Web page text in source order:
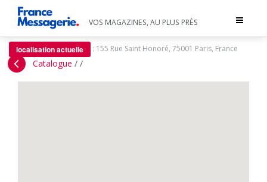
Toggle
VOS MAGAZINES, AU PLUS PRÈS
localisation actuelle : 155 Rue Saint Honoré, 75001 Paris, France
Catalogue / /